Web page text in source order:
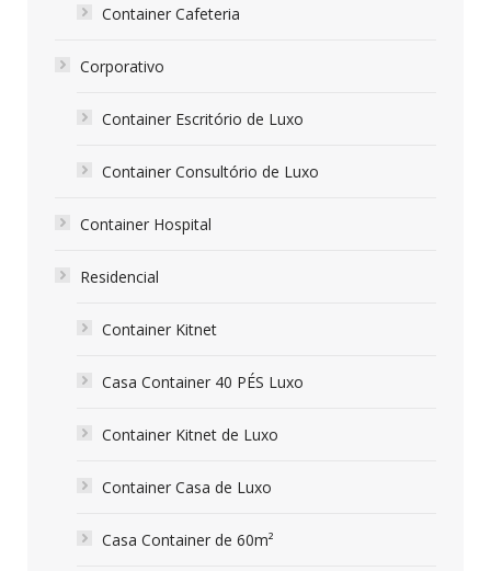
Container Cafeteria
Corporativo
Container Escritório de Luxo
Container Consultório de Luxo
Container Hospital
Residencial
Container Kitnet
Casa Container 40 PÉS Luxo
Container Kitnet de Luxo
Container Casa de Luxo
Casa Container de 60m²